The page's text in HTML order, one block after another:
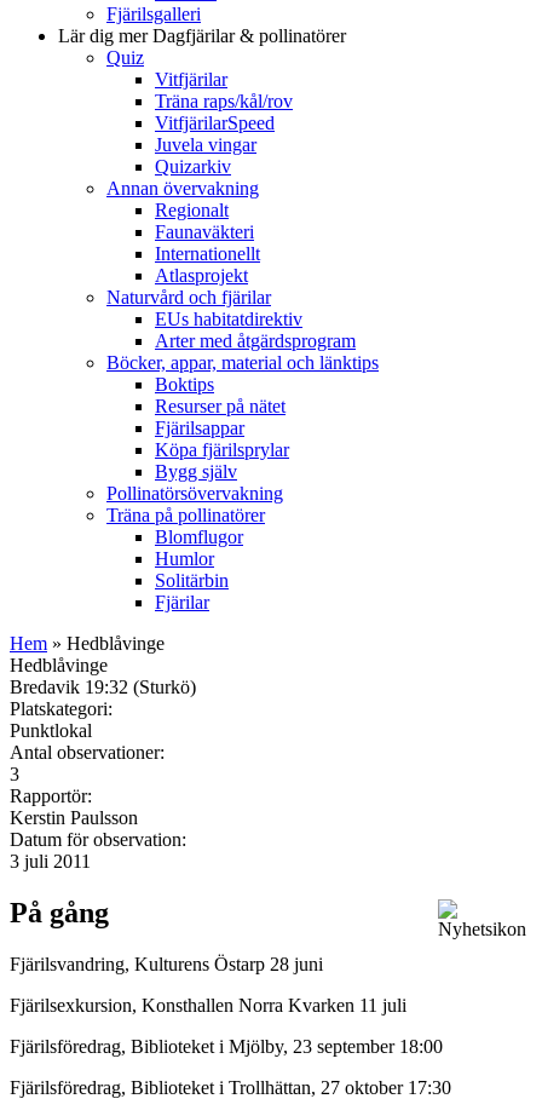
Fjärilsgalleri
Lär dig merDagfjärilar & pollinatörer
Quiz
Vitfjärilar
Träna raps/kål/rov
VitfjärilarSpeed
Juvela vingar
Quizarkiv
Annan övervakning
Regionalt
Faunaväkteri
Internationellt
Atlasprojekt
Naturvård och fjärilar
EUs habitatdirektiv
Arter med åtgärdsprogram
Böcker, appar, material och länktips
Boktips
Resurser på nätet
Fjärilsappar
Köpa fjärilsprylar
Bygg själv
Pollinatörsövervakning
Träna på pollinatörer
Blomflugor
Humlor
Solitärbin
Fjärilar
Hem » Hedblåvinge
Hedblåvinge
Bredavik 19:32 (Sturkö)
Platskategori:
Punktlokal
Antal observationer:
3
Rapportör:
Kerstin Paulsson
Datum för observation:
3 juli 2011
På gång
Fjärilsvandring, Kulturens Östarp 28 juni
Fjärilsexkursion, Konsthallen Norra Kvarken 11 juli
Fjärilsföredrag, Biblioteket i Mjölby, 23 september 18:00
Fjärilsföredrag, Biblioteket i Trollhättan, 27 oktober 17:30